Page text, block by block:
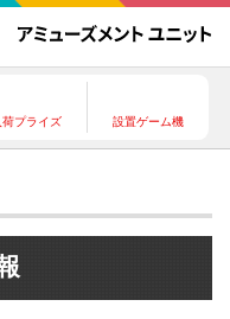
荷プライズ 設置ゲーム機